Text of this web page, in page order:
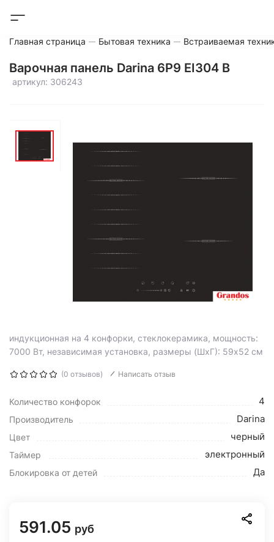
Главная страница Бытовая техника Встраиваемая
Варочная панель Darina 6Р9 EI304 B
артикул: 306243
индукционная на 4 конфорки, cтеклокерамика, мощность:
7000 Вт, независимая установка, размеры (ШхГ): 59x52 см
(0 отзывов) Написать отзыв
Количество конфорок 4
Производитель Darina
Цвет черный
Таймер электронный
Блокировка от детей Да
591.05 руб